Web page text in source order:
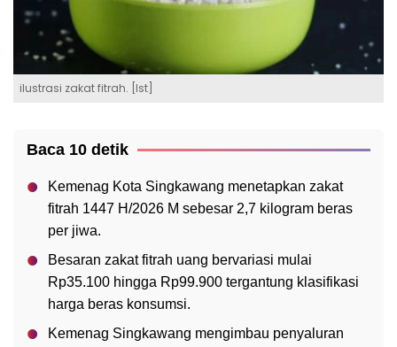
ilustrasi zakat fitrah. [Ist]
Baca 10 detik
Kemenag Kota Singkawang menetapkan zakat
fitrah 1447 H/2026 M sebesar 2,7 kilogram beras
per jiwa.
Besaran zakat fitrah uang bervariasi mulai
Rp35.100 hingga Rp99.900 tergantung klasifikasi
harga beras konsumsi.
Kemenag Singkawang mengimbau penyaluran